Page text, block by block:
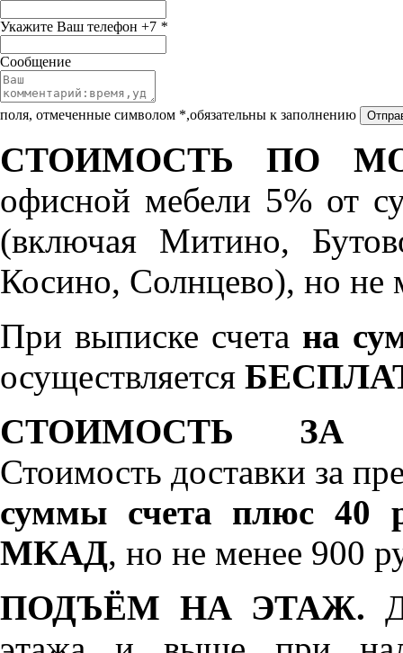
Укажите Ваш телефон +7 *
Сообщение
поля, отмеченные символом *,обязательны к заполнению
СТОИМОСТЬ ПО
офисной мебели 5% от
(включая Митино,
Косино, Солнцево), но не
При выписке счета на
осуществляется
СТОИМОСТЬ ЗА
Стоимость доставки за
суммы счета плюс 40
МКАД, но не менее 900
ПОДЪЁМ НА ЭТАЖ.